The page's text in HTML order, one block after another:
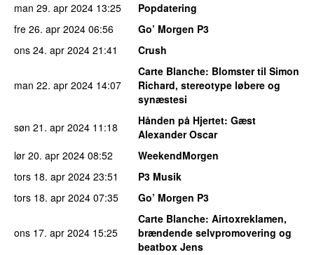
man 29. apr 2024 13:25
Popdatering
fre 26. apr 2024 06:56
Go’ Morgen P3
ons 24. apr 2024 21:41 Crush
man 22. apr 2024 14:07
Carte Blanche: Blomster til Simon
Richard, stereotype løbere og
synæstesi
søn 21. apr 2024 11:18 Hånden på Hjertet: Gæst
Alexander Oscar
lør 20. apr 2024 08:52
WeekendMorgen
tors 18. apr 2024 23:51
P3 Musik
tors 18. apr 2024 07:35 Go’ Morgen P3
ons 17. apr 2024 15:25
Carte Blanche: Airtoxreklamen,
brændende selvpromovering og
beatbox Jens